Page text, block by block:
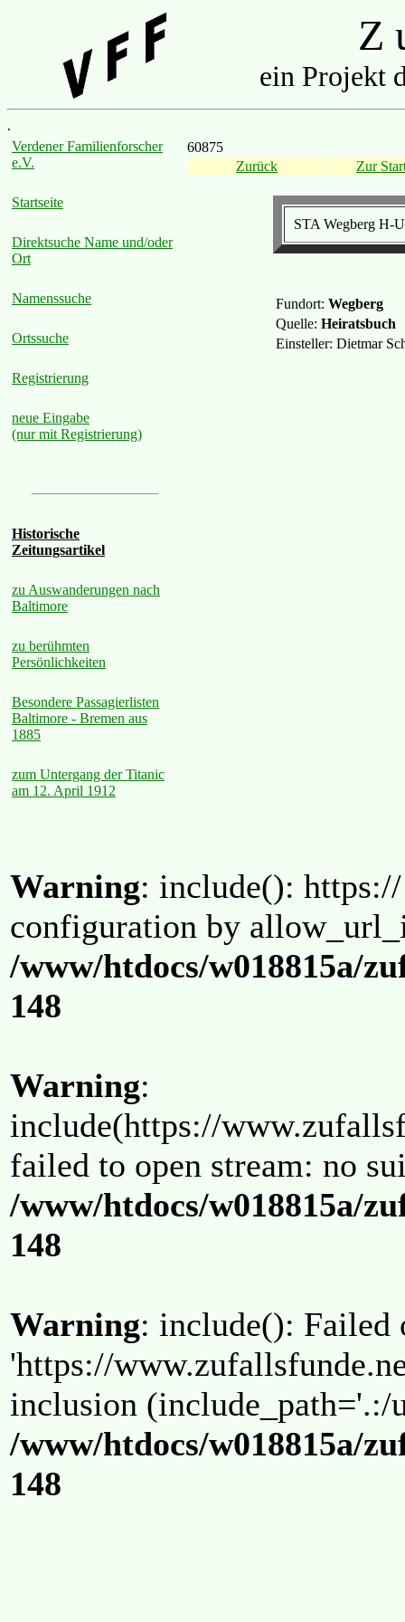
Z
ein Projekt
.
Verdener Familienforscher
e.V.
Startseite
Direktsuche Name und/oder
Ort
Namenssuche
Ortssuche
Registrierung
neue Eingabe
(nur mit Registrierung)
Historische
Zeitungsartikel
zu Auswanderungen nach
Baltimore
zu berühmten
Persönlichkeiten
Besondere Passagierlisten
Baltimore - Bremen aus
1885
zum Untergang der Titanic
am 12. April 1912
60875
Zurück
Zur
STA Wegberg H-
Fundort: Wegberg
Quelle: Heiratsbuch
Einsteller: Dietmar
Warning: include():
configuration by
/www/htdocs/w018815a/
148
Warning:
include(https://
failed to open stream: no
/www/htdocs/w018815a/
148
Warning: include(): Failed
'https://
inclusion (include_path='.:/
/www/htdocs/w018815a/
148